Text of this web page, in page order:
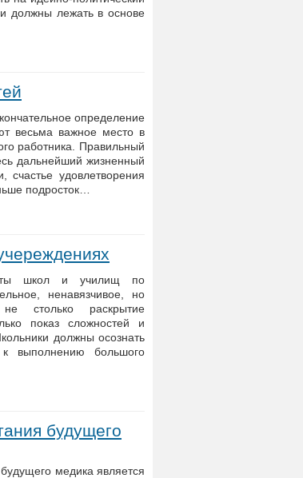
должны лежать в основе
определение
весьма важное место в
работника. Правильный
дальнейший жизненный
счастье удовлетворения
подросток…
школ и училищ по
ненавязчивое, но
столько раскрытие
показ сложностей и
должны осознать
к выполнению большого
будущего
медика является